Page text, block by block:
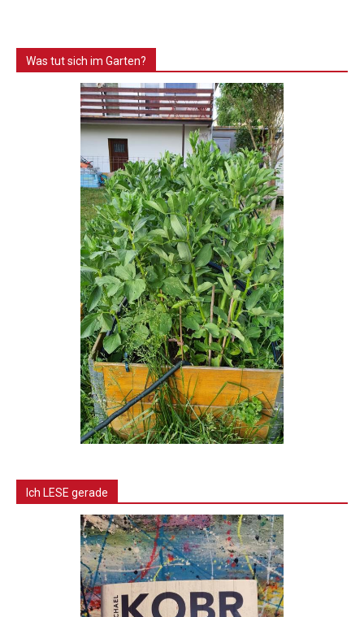
Was tut sich im Garten?
Ich LESE gerade